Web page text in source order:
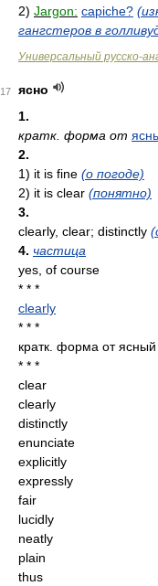
2) Jargon: capiche?
гангстеров в
Универсальный русско-
17
ясно
1.
кратк. форма от
2.
1) it is fine (о погоде)
2) it is clear (понятно)
3.
clearly, clear; distinctly
4. частица
yes, of course
* * *
clearly
* * *
кратк. форма от ясный
* * *
clear
clearly
distinctly
enunciate
explicitly
expressly
fair
lucidly
neatly
plain
thus